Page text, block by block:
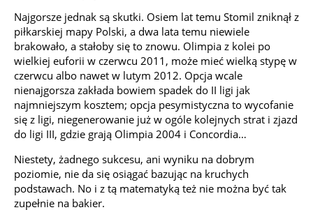
Najgorsze jednak są skutki. Osiem lat temu Stomil zniknął z
piłkarskiej mapy Polski, a dwa lata temu niewiele
brakowało, a stałoby się to znowu. Olimpia z kolei po
wielkiej euforii w czerwcu 2011, może mieć wielką stypę w
czerwcu albo nawet w lutym 2012. Opcja wcale
nienajgorsza zakłada bowiem spadek do II ligi jak
najmniejszym kosztem; opcja pesymistyczna to wycofanie
się z ligi, niegenerowanie już w ogóle kolejnych strat i zjazd
do ligi III, gdzie grają Olimpia 2004 i Concordia…
Niestety, żadnego sukcesu, ani wyniku na dobrym
poziomie, nie da się osiągać bazując na kruchych
podstawach. No i z tą matematyką też nie można być tak
zupełnie na bakier.